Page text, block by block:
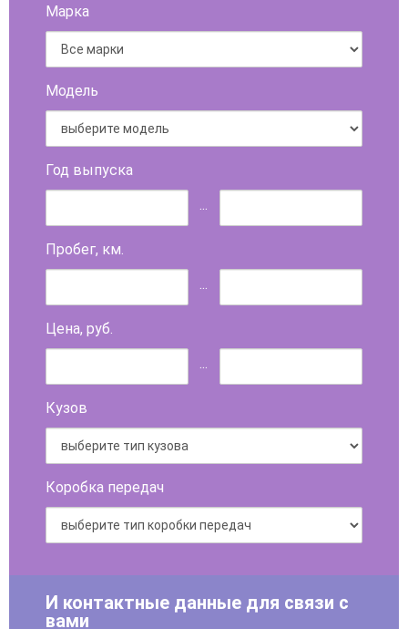
Марка
Модель
Год выпуска
...
Пробег, км.
...
Цена, руб.
...
Кузов
Коробка передач
И контактные данные для связи с
вами